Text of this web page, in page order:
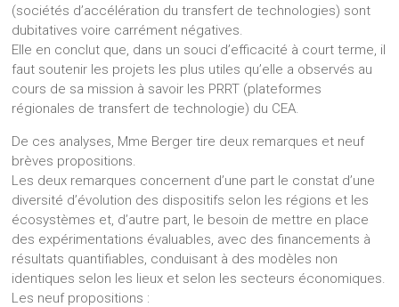
(sociétés d’accélération du transfert de technologies) sont
dubitatives voire carrément négatives.
Elle en conclut que, dans un souci d’efficacité à court terme, il
faut soutenir les projets les plus utiles qu’elle a observés au
cours de sa mission à savoir les PRRT (plateformes
régionales de transfert de technologie) du CEA.
De ces analyses, Mme Berger tire deux remarques et neuf
brèves propositions.
Les deux remarques concernent d’une part le constat d’une
diversité d’évolution des dispositifs selon les régions et les
écosystèmes et, d’autre part, le besoin de mettre en place
des expérimentations évaluables, avec des financements à
résultats quantifiables, conduisant à des modèles non
identiques selon les lieux et selon les secteurs économiques.
Les neuf propositions :